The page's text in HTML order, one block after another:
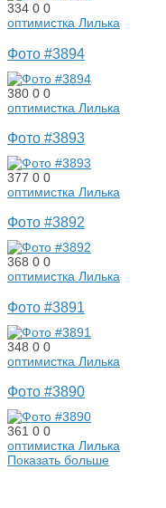
334 0 0
оптимистка Лилька
Фото #3894
380 0 0
оптимистка Лилька
Фото #3893
377 0 0
оптимистка Лилька
Фото #3892
368 0 0
оптимистка Лилька
Фото #3891
348 0 0
оптимистка Лилька
Фото #3890
361 0 0
оптимистка Лилька
Показать больше